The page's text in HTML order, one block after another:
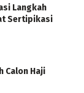
Langkah
Sertipikasi
Calon Haji